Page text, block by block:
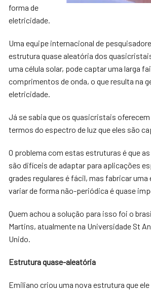
forma de
eletricidade.
Uma equipe internacional de
estrutura quase aleatória dos
uma célula solar, pode captar uma larga
comprimentos de onda, o que resulta na
eletricidade.
Já se sabia que os quasicristais
termos do espectro de luz que eles são
O problema com estas estruturas é que
são difíceis de adaptar para aplicações
grades regulares é fácil, mas fabricar
variar de forma não-periódica é quase
Quem achou a solução para isso foi o
Martins, atualmente na Universidade St
Unido.
Estrutura quase-aleatória
Emiliano criou uma nova estrutura que